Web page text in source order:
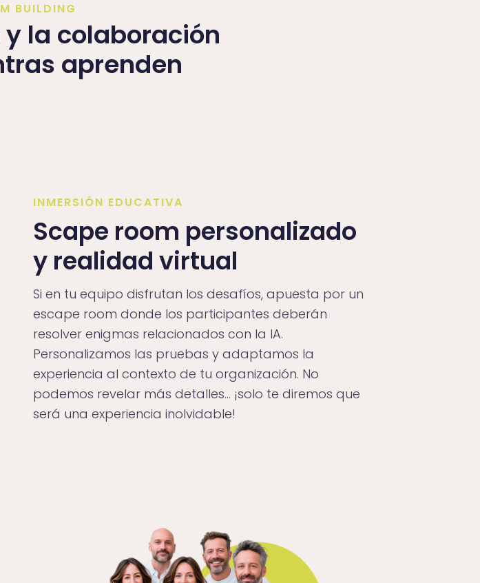
BUILDING
la colaboración
aprenden
INMERSIÓN EDUCATIVA
Scape room personalizado
y realidad virtual
Si en tu equipo disfrutan los desafíos, apuesta por un
escape room donde los participantes deberán
resolver enigmas relacionados con la IA.
Personalizamos las pruebas y adaptamos la
experiencia al contexto de tu organización. No
podemos revelar más detalles… ¡solo te diremos que
será una experiencia inolvidable!